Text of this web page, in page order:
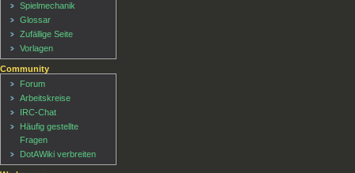
Spielmechanik
Glossar
Zufällige Seite
Vorlagen
Community
Forum
Arbeitskreise
IRC-Chat
Häufig gestellte
Fragen
DotAWiki verbreiten